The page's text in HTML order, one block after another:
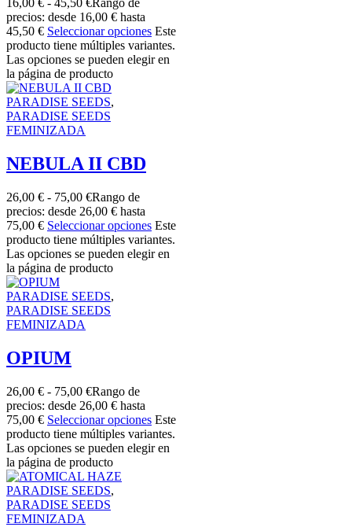
16,00 € - 45,50 €Rango de
precios: desde 16,00 € hasta
45,50 € Seleccionar opciones Este
producto tiene múltiples variantes.
Las opciones se pueden elegir en
la página de producto
PARADISE SEEDS,
PARADISE SEEDS
FEMINIZADA
NEBULA II CBD
26,00 € - 75,00 €Rango de
precios: desde 26,00 € hasta
75,00 € Seleccionar opciones Este
producto tiene múltiples variantes.
Las opciones se pueden elegir en
la página de producto
PARADISE SEEDS,
PARADISE SEEDS
FEMINIZADA
OPIUM
26,00 € - 75,00 €Rango de
precios: desde 26,00 € hasta
75,00 € Seleccionar opciones Este
producto tiene múltiples variantes.
Las opciones se pueden elegir en
la página de producto
PARADISE SEEDS,
PARADISE SEEDS
FEMINIZADA